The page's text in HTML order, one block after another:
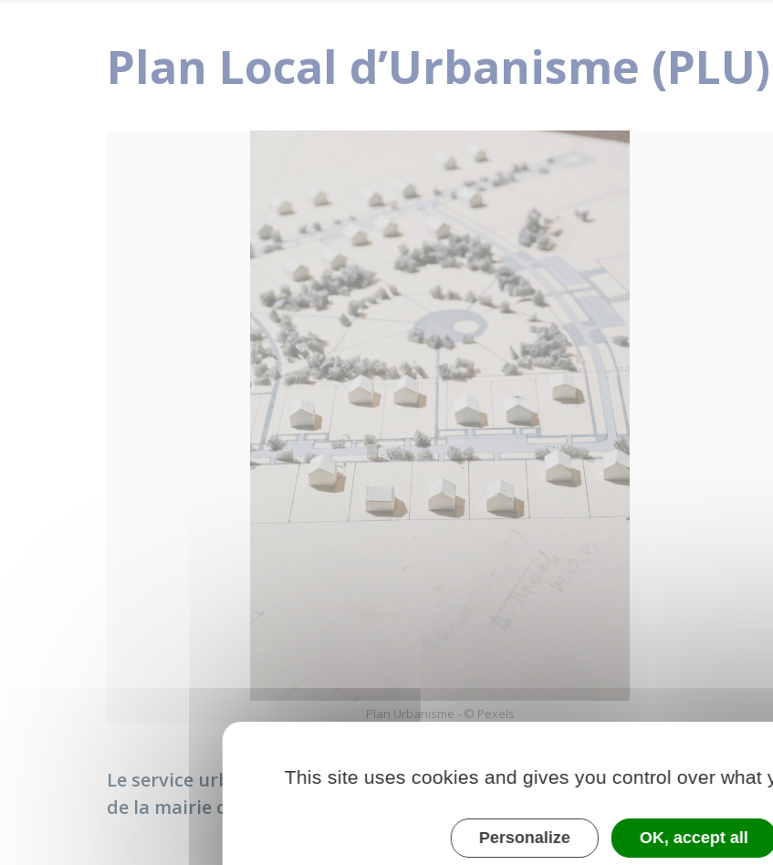
Plan Local d’Urbanisme (PLU)
Plan Urbanisme - © Pexels
Le service urbanisme est joignable par téléphone aux horaires d'ouverture
de la mairie ou par mail : urbanisme@nonville77.fr
This site uses cookies and gives you control over what
Personalize OK, accept all